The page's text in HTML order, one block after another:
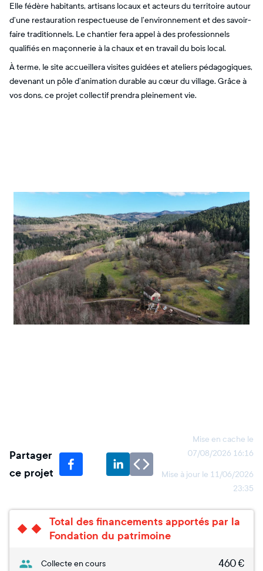
Elle fédère habitants, artisans locaux et acteurs du territoire autour
d’une restauration respectueuse de l’environnement et des savoir-
faire traditionnels. Le chantier fera appel à des professionnels
qualifiés en maçonnerie à la chaux et en travail du bois local.
À terme, le site accueillera visites guidées et ateliers pédagogiques,
devenant un pôle d’animation durable au cœur du village. Grâce à
vos dons, ce projet collectif prendra pleinement vie.
Partager
ce projet
Mise en cache le
07/08/2026 16:16
Mise à jour le 11/06/2026
23:35
Total des financements apportés par la
Fondation du patrimoine
Collecte en cours 460€